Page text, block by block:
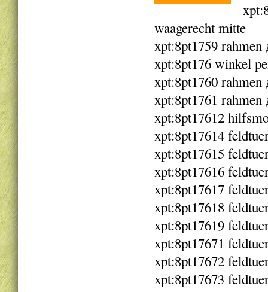
waagerecht mitte
xpt:8pt1759
xpt:8pt176 winkel
xpt:8pt1760
xpt:8pt1761
xpt:8pt17612
xpt:8pt17614
xpt:8pt17615
xpt:8pt17616
xpt:8pt17617
xpt:8pt17618
xpt:8pt17619
xpt:8pt17671
xpt:8pt17672
xpt:8pt17673